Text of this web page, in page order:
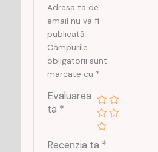
Adresa ta de
email nu va fi
publicată.
Câmpurile
obligatorii sunt
marcate cu *
Evaluarea
ta *
Recenzia ta *